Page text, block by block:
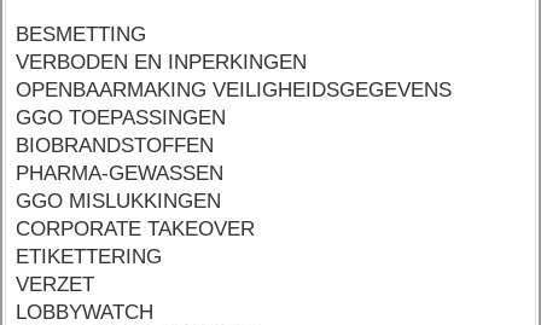
BESMETTING
VERBODEN EN INPERKINGEN
OPENBAARMAKING VEILIGHEIDSGEGEVENS
GGO TOEPASSINGEN
BIOBRANDSTOFFEN
PHARMA-GEWASSEN
GGO MISLUKKINGEN
CORPORATE TAKEOVER
ETIKETTERING
VERZET
LOBBYWATCH